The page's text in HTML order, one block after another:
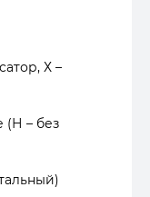
Х –
(Н – без